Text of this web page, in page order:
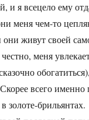
и я всецело ему
меня чем-то
живут своей
меня
всего именно
золоте-брильянтах.